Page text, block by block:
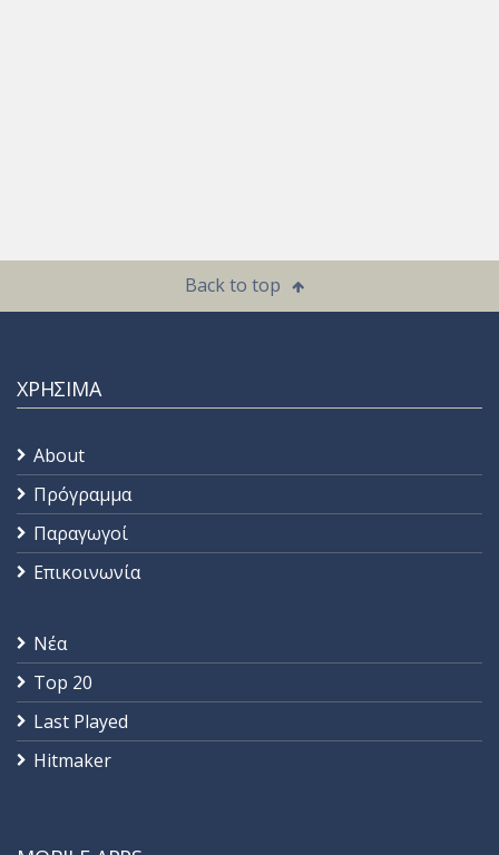
Back to top
ΧΡΗΣΙΜΑ
About
Πρόγραμμα
Παραγωγοί
Επικοινωνία
Νέα
Top 20
Last Played
Hitmaker